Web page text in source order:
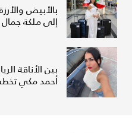
بالأبيض
إلى ملكة جمال
بين الأناقة
أحمد مكي